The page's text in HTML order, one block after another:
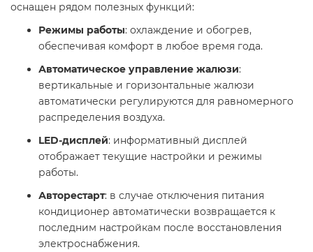
оснащен рядом полезных функций:
Режимы работы: охлаждение и обогрев,
обеспечивая комфорт в любое время года.
Автоматическое управление жалюзи:
вертикальные и горизонтальные жалюзи
автоматически регулируются для равномерного
распределения воздуха.
LED-дисплей: информативный дисплей
отображает текущие настройки и режимы
работы.
Авторестарт: в случае отключения питания
кондиционер автоматически возвращается к
последним настройкам после восстановления
электроснабжения.